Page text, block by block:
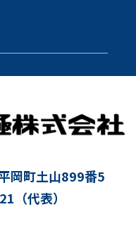
岡町土山899番5
（代表）